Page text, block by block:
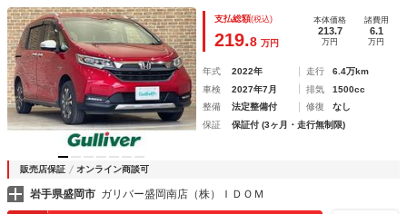
ーフレール ホンダセンシング アダプティブクルーズコント
ロール 衝突軽減システム シートヒーター 純正オーディ
オ ＥＴＣ ＬＥＤヘッドライト
支払総額(税込)
219.8 万円
本体価格
213.7
万円
諸費用
6.1
万円
年式 2022年 走行
6.4万km
車検
2027年7月 排気
1500cc
整備
法定整備付 修復
なし
保証
保証付 (3ヶ月・走行無制限)
販売店保証 オンライン商談可
岩手県盛岡市 ガリバー盛岡南店（株）ＩＤＯＭ